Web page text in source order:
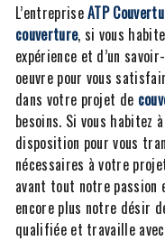
L’entrepriseATP
couverture, si vous
expérience et d’un
oeuvre pour vous
dans votre projet de
besoins. Si vous habitez à
disposition pour vous
nécessaires à votre
avant tout notre passion
encore plus notre désir
qualifiée et travaille